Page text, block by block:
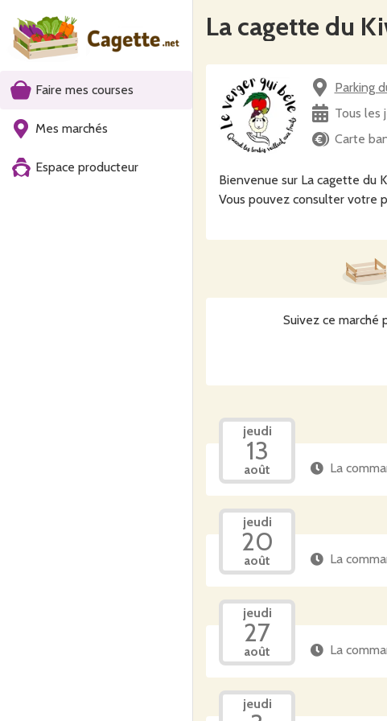
Faire mes courses
Mes marchés
Espace producteur
La cagette du
Parking
Tous les
Carte
Bienvenue sur La cagette du
Vous pouvez consulter votre
Suivez ce marché
jeudi
13
août La
jeudi
20
août La
jeudi
27
août La
jeudi